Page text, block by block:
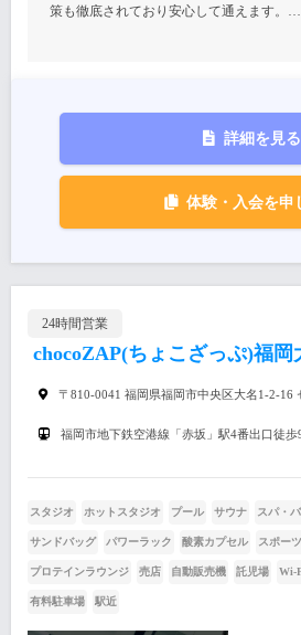
策も徹底されており安心して通えます。…
詳細を見る
体験・入会を申
24時間営業
chocoZAP(ちょこざっぷ)福岡
〒810-0041 福岡県福岡市中央区大名1-2-16
福岡市地下鉄空港線「赤坂」駅4番出口徒歩
スタジオ ホットスタジオ プール サウナ スパ・
サンドバッグ パワーラック 酸素カプセル スポー
プロテインラウンジ 売店 自動販売機 託児場 Wi-
有料駐車場 駅近